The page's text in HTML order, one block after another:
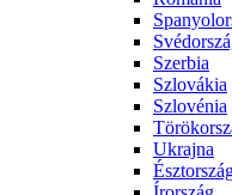
Szerbia
Szlovákia
Szlovénia
Ukrajna